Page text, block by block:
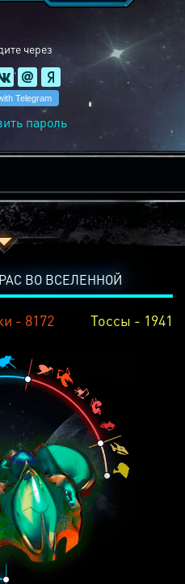
через
пароль
ВО ВСЕЛЕННОЙ
- 8172 Тоссы - 1941